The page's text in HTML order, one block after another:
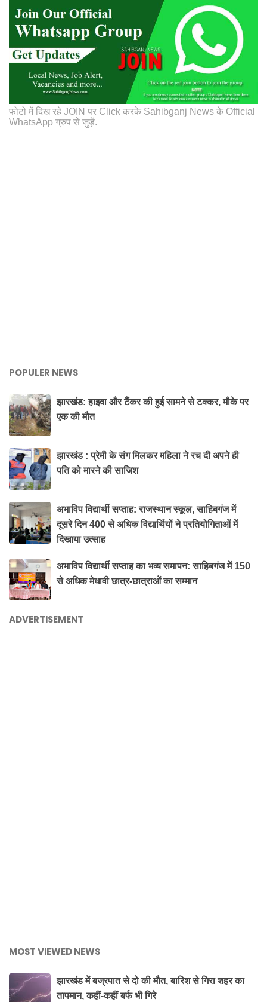
फोटो में दिख रहे JOIN पर Click करके Sahibganj News के Official
WhatsApp ग्रुप से जुड़ें.
POPULER NEWS
झारखंड: हाइवा और टैंकर की हुई सामने से टक्कर, मौके पर
एक की मौत
झारखंड : प्रेमी के संग मिलकर महिला ने रच दी अपने ही
पति को मारने की साजिश
अभाविप विद्यार्थी सप्ताह: राजस्थान स्कूल, साहिबगंज में
दूसरे दिन 400 से अधिक विद्यार्थियों ने प्रतियोगिताओं में
दिखाया उत्साह
अभाविप विद्यार्थी सप्ताह का भव्य समापन: साहिबगंज में 150
से अधिक मेधावी छात्र-छात्राओं का सम्मान
ADVERTISEMENT
MOST VIEWED NEWS
झारखंड में बज्रपात से दो की मौत, बारिश से गिरा शहर का
तापमान, कहीं-कहीं बर्फ भी गिरे